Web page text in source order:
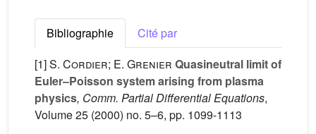
Bibliographie
Cité par
[1]S. Cordier; E. Grenier Quasineutral limit of
Euler–Poisson system arising from plasma
physics, Comm. Partial Differential Equations,
Volume 25 (2000) no. 5–6, pp. 1099-1113